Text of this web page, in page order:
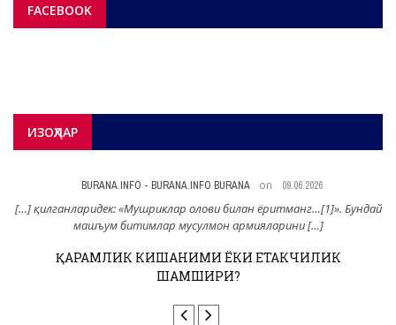
FACEBOOK
ИЗОҲЛАР
BURANA.INFO - BURANA.INFO BURANA on 08.06.2026
[…] шундаки, Иордания қўшинига инглиз
жосуси Глабб Пошо[1] қўмондонлик қилаётган эди. Бошқа араб
НАКБАГА 78 ЙИЛ: ТАСЛИМИЯТ ЁКИ ХИЛОФАТ?!